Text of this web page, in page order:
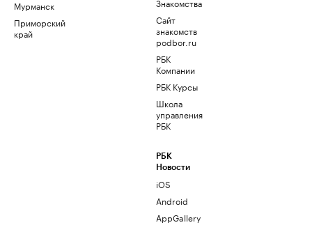
Мурманск
Приморский
край
Сайт
знакомств
podbor.ru
РБК
Компании
РБК Курсы
Школа
управления
РБК
РБК
Новости
iOS
Android
AppGallery